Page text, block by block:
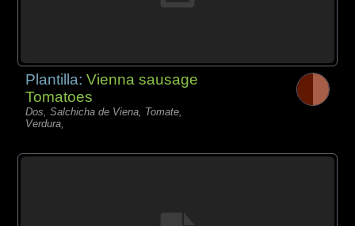
Plantilla:Vienna sausage
Tomatoes
Dos, Salchicha de Viena, Tomate,
Verdura,